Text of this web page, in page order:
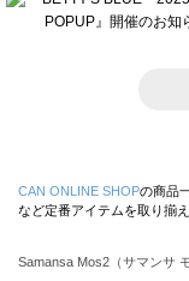
CAN ONLINE SHOPの商品
など定番アイテムを取り揃え
Samansa Mos2（サマンサ